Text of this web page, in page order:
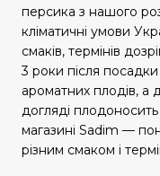
персика з нашого
кліматичні умови
смаків, термінів
3 роки після
ароматних плодів,
догляді
магазині Sadim —
різним смаком і